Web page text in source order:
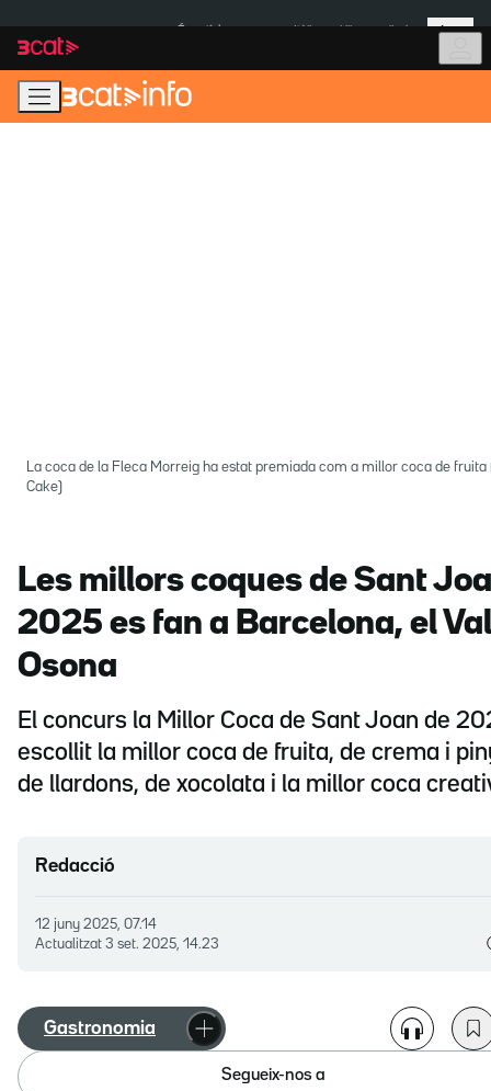
navegació
principal
contingut
Més
La coca de la Fleca Morreig ha estat premiada com a millor coca de fruita
Cake)
Les millors coques de Sant
2025 es fan a Barcelona, el
Osona
El concurs la Millor Coca de Sant Joan de
escollit la millor coca de fruita, de crema i
de llardons, de xocolata i la millor coca
Redacció
12 juny 2025, 07.14
Actualitzat 3 set. 2025, 14.23
Gastronomia
Segueix-nos a